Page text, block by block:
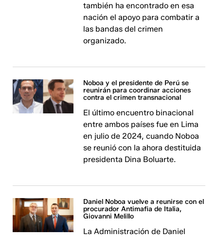
también ha encontrado en esa
nación el apoyo para combatir a
las bandas del crimen
organizado.
Noboa y el presidente de Perú se
reunirán para coordinar acciones
contra el crimen transnacional
El último encuentro binacional
entre ambos países fue en Lima
en julio de 2024, cuando Noboa
se reunió con la ahora destituida
presidenta Dina Boluarte.
Daniel Noboa vuelve a reunirse con el
procurador Antimafia de Italia,
Giovanni Melillo
La Administración de Daniel